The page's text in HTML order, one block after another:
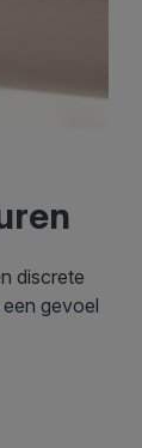
discrete
gevoel